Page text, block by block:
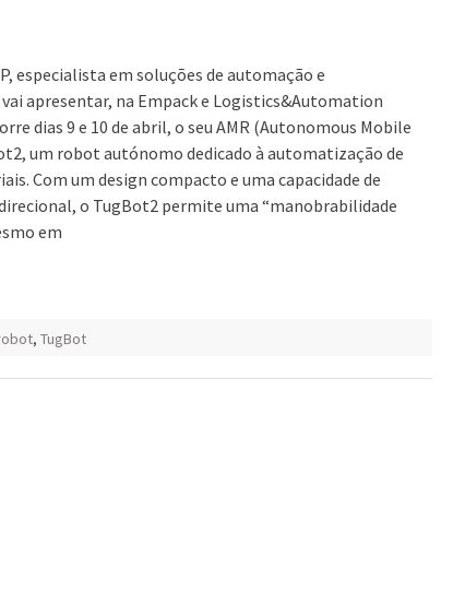
especialista em soluções de automação e
apresentar, na Empack e Logistics&Automation
dias 9 e 10 de abril, o seu AMR (Autonomous Mobile
um robot autónomo dedicado à automatização de
Com um design compacto e uma capacidade de
o TugBot2 permite uma “manobrabilidade
em
, TugBot